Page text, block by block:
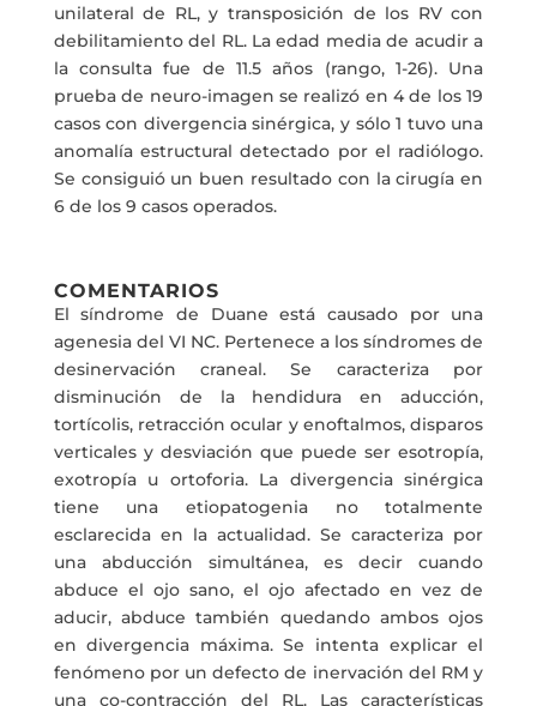
unilateral de RL, y transposición de los RV con
debilitamiento del RL. La edad media de acudir a
la consulta fue de 11.5 años (rango, 1-26). Una
prueba de neuro-imagen se realizó en 4 de los 19
casos con divergencia sinérgica, y sólo 1 tuvo una
anomalía estructural detectado por el radiólogo.
Se consiguió un buen resultado con la cirugía en
6 de los 9 casos operados.
COMENTARIOS
El síndrome de Duane está causado por una
agenesia del VI NC. Pertenece a los síndromes de
desinervación craneal. Se caracteriza por
disminución de la hendidura en aducción,
tortícolis, retracción ocular y enoftalmos, disparos
verticales y desviación que puede ser esotropía,
exotropía u ortoforia. La divergencia sinérgica
tiene una etiopatogenia no totalmente
esclarecida en la actualidad. Se caracteriza por
una abducción simultánea, es decir cuando
abduce el ojo sano, el ojo afectado en vez de
aducir, abduce también quedando ambos ojos
en divergencia máxima. Se intenta explicar el
fenómeno por un defecto de inervación del RM y
una co-contracción del RL. Las características